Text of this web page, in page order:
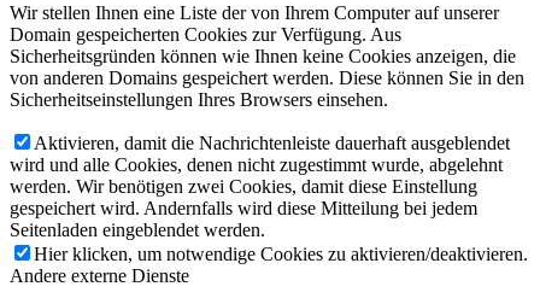
Wir stellen Ihnen eine Liste der von Ihrem Computer auf unserer
Domain gespeicherten Cookies zur Verfügung. Aus
Sicherheitsgründen können wie Ihnen keine Cookies anzeigen, die
von anderen Domains gespeichert werden. Diese können Sie in den
Sicherheitseinstellungen Ihres Browsers einsehen.
Aktivieren, damit die Nachrichtenleiste dauerhaft ausgeblendet
wird und alle Cookies, denen nicht zugestimmt wurde, abgelehnt
werden. Wir benötigen zwei Cookies, damit diese Einstellung
gespeichert wird. Andernfalls wird diese Mitteilung bei jedem
Seitenladen eingeblendet werden.
Hier klicken, um notwendige Cookies zu aktivieren/deaktivieren.
Andere externe Dienste